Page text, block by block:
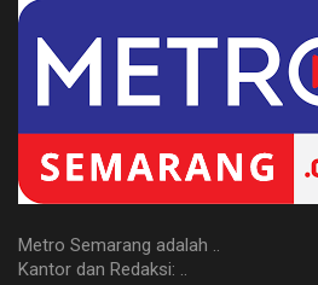
Metro Semarang adalah ..
Kantor dan Redaksi: ..